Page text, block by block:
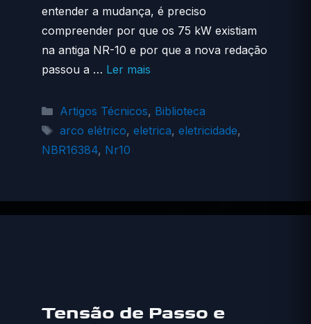
entender a mudança, é preciso
compreender por que os 75 kW existiam
na antiga NR-10 e por que a nova redação
passou a … Ler mais
Categorias
Artigos Técnicos, Biblioteca
Tags
arco elétrico, eletrica, eletricidade,
NBR16384, Nr10
Tensão de Passo e